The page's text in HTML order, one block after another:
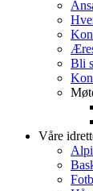
Bli
Våre